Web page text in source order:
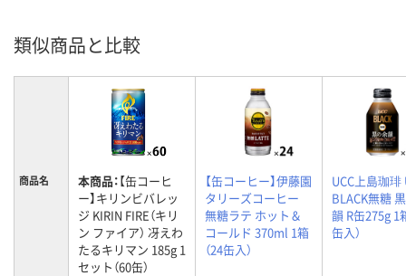
類似商品と比較
商品名 本商品：【缶コーヒ
ー】キリンビバレッ
ジ KIRIN FIRE（キリ
ン ファイア） 冴えわ
たるキリマン 185g 1
セット（60缶）
【缶コーヒー】伊藤園
タリーズコーヒー
無糖ラテ ホット＆
コールド 370ml 1箱
（24缶入）
UCC上島珈琲
BLACK無糖
韻 R缶275g 1
缶入）